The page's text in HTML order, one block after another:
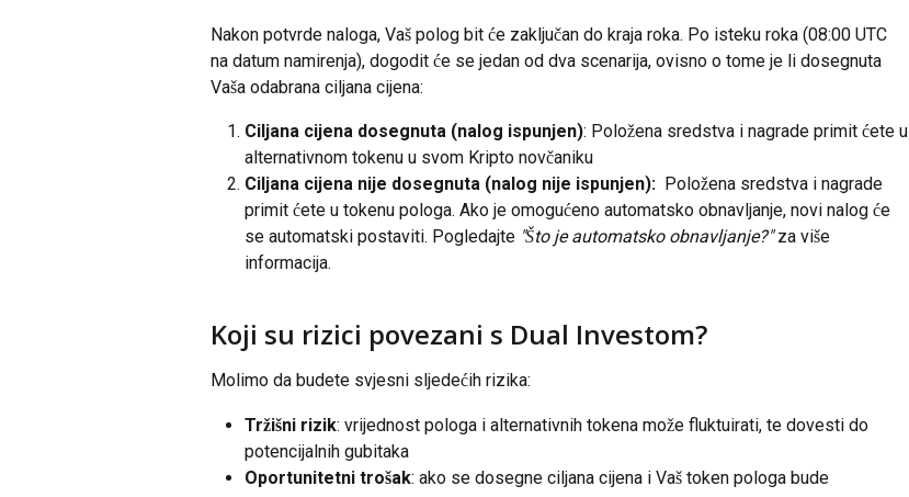
Nakon potvrde naloga, Vaš polog bit će zaključan do kraja roka. Po isteku roka (08:00 UTC
na datum namirenja), dogodit će se jedan od dva scenarija, ovisno o tome je li dosegnuta
Vaša odabrana ciljana cijena:
Ciljana cijena dosegnuta (nalog ispunjen): Položena sredstva i nagrade primit ćete u
alternativnom tokenu u svom Kripto novčaniku
Ciljana cijena nije dosegnuta (nalog nije ispunjen): Položena sredstva i nagrade
primit ćete u tokenu pologa. Ako je omogućeno automatsko obnavljanje, novi nalog će
se automatski postaviti. Pogledajte "Što je automatsko obnavljanje?" za više
informacija.
Koji su rizici povezani s Dual Investom?
Molimo da budete svjesni sljedećih rizika:
Tržišni rizik: vrijednost pologa i alternativnih tokena može fluktuirati, te dovesti do
potencijalnih gubitaka
Oportunitetni trošak: ako se dosegne ciljana cijena i Vaš token pologa bude